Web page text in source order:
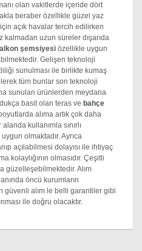
olan vakitlerde içeride dört
beraber özellikle güzel yaz
açık havalar tercih edilirken
kalmadan uzun süreler dışarıda
şemsiyesi özellikle uygun
Gelişen teknoloji
sunulması ile birlikte kumaş
tüm bunlar son teknoloji
sunulan ürünlerden meydana
basit olan teras ve bahçe
alıma artık çok daha
kullanımla sınırlı
olmaktadır. Ayrıca
açılabilmesi dolayısı ile ihtiyaç
kolaylığının olmasıdır. Çeşitli
güzelleşebilmektedir. Alım
öncü kurumların
güvenli alım le belli garantiler gibi
ile doğru olacaktır.